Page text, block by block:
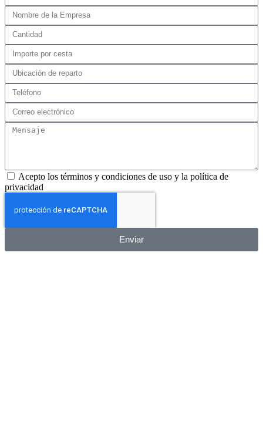
Acepto los términos y condiciones de uso y la política de
privacidad
Enviar